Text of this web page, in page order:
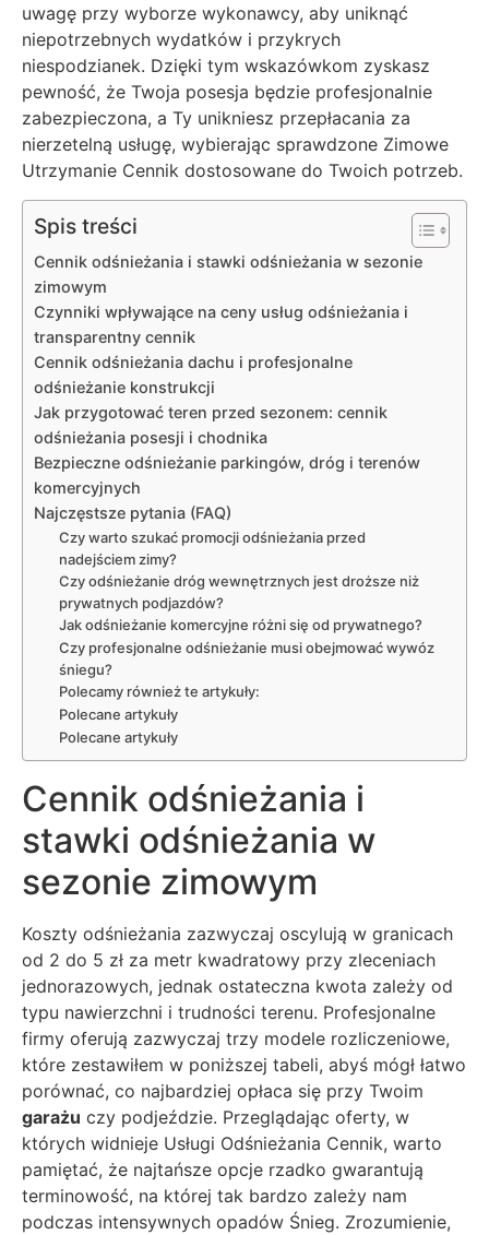
uwagę przy wyborze wykonawcy, aby uniknąć
niepotrzebnych wydatków i przykrych
niespodzianek. Dzięki tym wskazówkom zyskasz
pewność, że Twoja posesja będzie profesjonalnie
zabezpieczona, a Ty unikniesz przepłacania za
nierzetelną usługę, wybierając sprawdzone Zimowe
Utrzymanie Cennik dostosowane do Twoich potrzeb.
Spis treści
Cennik odśnieżania i stawki odśnieżania w sezonie
zimowym
Czynniki wpływające na ceny usług odśnieżania i
transparentny cennik
Cennik odśnieżania dachu i profesjonalne
odśnieżanie konstrukcji
Jak przygotować teren przed sezonem: cennik
odśnieżania posesji i chodnika
Bezpieczne odśnieżanie parkingów, dróg i terenów
komercyjnych
Najczęstsze pytania (FAQ)
Czy warto szukać promocji odśnieżania przed
nadejściem zimy?
Czy odśnieżanie dróg wewnętrznych jest droższe niż
prywatnych podjazdów?
Jak odśnieżanie komercyjne różni się od prywatnego?
Czy profesjonalne odśnieżanie musi obejmować wywóz
śniegu?
Polecamy również te artykuły:
Polecane artykuły
Polecane artykuły
Cennik odśnieżania i
stawki odśnieżania w
sezonie zimowym
Koszty odśnieżania zazwyczaj oscylują w granicach
od 2 do 5 zł za metr kwadratowy przy zleceniach
jednorazowych, jednak ostateczna kwota zależy od
typu nawierzchni i trudności terenu. Profesjonalne
firmy oferują zazwyczaj trzy modele rozliczeniowe,
które zestawiłem w poniższej tabeli, abyś mógł łatwo
porównać, co najbardziej opłaca się przy Twoim
garażu czy podjeździe. Przeglądając oferty, w
których widnieje Usługi Odśnieżania Cennik, warto
pamiętać, że najtańsze opcje rzadko gwarantują
terminowość, na której tak bardzo zależy nam
podczas intensywnych opadów Śnieg. Zrozumienie,